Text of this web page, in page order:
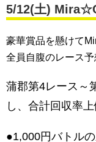
5/12(土)
豪華賞品を懸けて
全員自腹のレース予
蒲郡第4レース～
し、合計回収率
●1,000円バトル